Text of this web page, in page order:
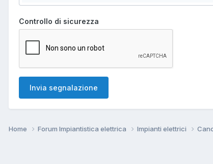
Controllo di sicurezza
Invia segnalazione
Home Forum Impiantistica elettrica Impianti elettrici